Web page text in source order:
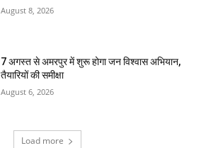
August 8, 2026
7 अगस्त से अमरपुर में शुरू होगा जन विश्वास अभियान,
तैयारियों की समीक्षा
August 6, 2026
Load more